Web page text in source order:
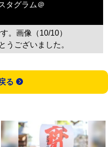
タグラム＠
。画像（10/10）
うございました。
る